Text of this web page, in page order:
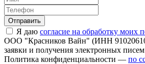
Отправить
Я даю согласие на обработку моих
ООО "Красников Вайн" (ИНН
заявки и получения электронных
Политика конфиденциальности — по